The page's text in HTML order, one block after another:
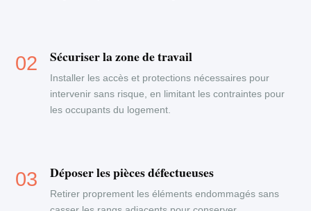
Sécuriser la zone de travail
Installer les accès et protections nécessaires pour
intervenir sans risque, en limitant les contraintes pour
les occupants du logement.
Déposer les pièces défectueuses
Retirer proprement les éléments endommagés sans